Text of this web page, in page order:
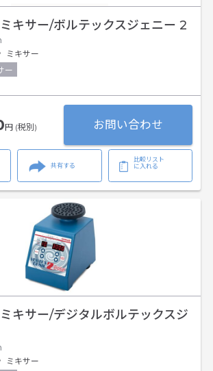
キサー/ボルテックスジェニー 2
ミキサー
ー
円 (税別) お問い合わせ
共有する
比較リスト
に入れる
キサー/デジタルボルテックスジ
ミキサー